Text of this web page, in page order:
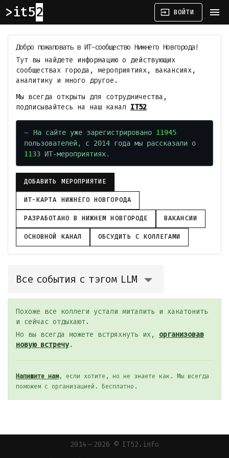
it52 input ВОЙТИ menu
Добро пожаловать в ИТ-сообщество Нижнего Новгорода!
Тут вы найдете информацию о действующих
сообществах города, мероприятиях, вакансиях,
аналитику и много другое.
Мы всегда открыты для сотрудничества,
подписывайтесь на наш канал IT52
На сайте уже зарегистрировано 11945
пользователей, с 2014 года мы рассказали о
1133 ИТ-мероприятиях.
ДОБАВИТЬ МЕРОПРИЯТИЕ
ИТ-КАРТА НИЖНЕГО НОВГОРОДА
РАЗРАБОТАНО В НИЖНЕМ НОВГОРОДЕ ВАКАНСИИ
ОСНОВНОЙ КАНАЛ ОБСУДИТЬ С КОЛЛЕГАМИ
Все события с тэгом LLM
Похоже все коллеги устали митапить и хакатонить
и сейчас отдыхают.
Но вы всегда можете встряхнуть их, организовав
новую встречу.
Напишите нам, если хотите, но не знаете как. Мы всегда
поможем с организацией. Бесплатно.
2014 — 2026 © IT52.info